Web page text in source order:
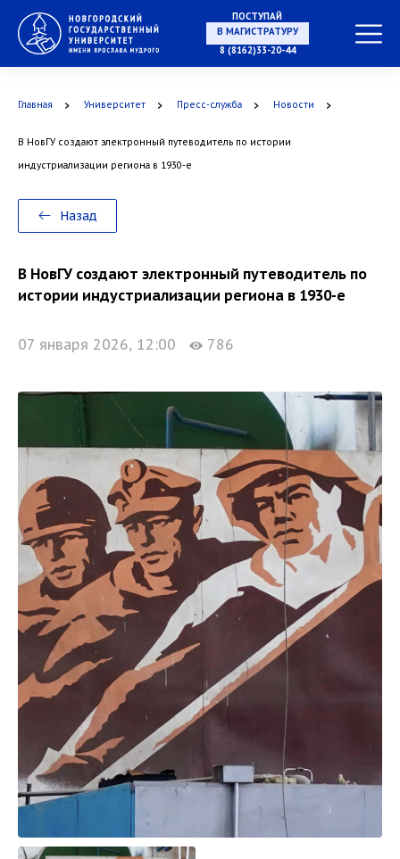
ПОСТУПАЙ
НА СПЕЦИАЛИТЕТ
В МАГИСТРАТУРУ
8 (8162)33-20-44
Главная Университет Пресс-служба Новости
В НовГУ создают электронный путеводитель по истории
индустриализации региона в 1930-е
Назад
В НовГУ создают электронный путеводитель по
истории индустриализации региона в 1930-е
07 января 2026, 12:00 786